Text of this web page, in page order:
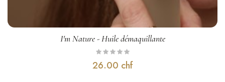
Sativa (Carrot) Root Extract, Tocopherol, Beta-Sitosterol, Squalene.
Testé sous contrôle dermatologique · Sans parfum ni huile
essentielle · Fabrication Suisse Premium Artisanale. Ne pas
appliquer sur peau lésée. Se conserve à l'abri de la lumière et de
I'm Nature - Huile démaquillante
26.00 chf